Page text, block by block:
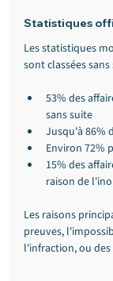
Statistiques
Les statistiques
sont classées sans
53% des
sans suite
Jusqu'à 86%
Environ 72%
15% des
raison de
Les raisons
preuves,
l'infraction, ou